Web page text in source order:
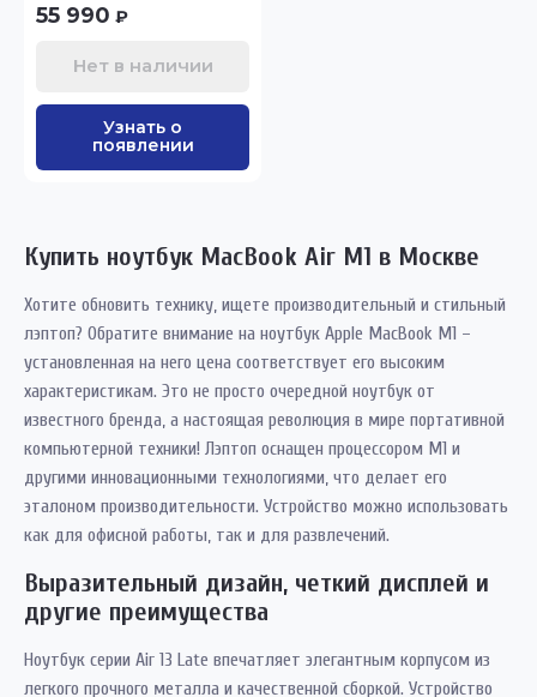
55 990 ₽
Нет в наличии
Узнать о
появлении
Купить ноутбук MacBook Air M1 в Москве
Хотите обновить технику, ищете производительный и стильный
лэптоп? Обратите внимание на ноутбук Apple MacBook M1 –
установленная на него цена соответствует его высоким
характеристикам. Это не просто очередной ноутбук от
известного бренда, а настоящая революция в мире портативной
компьютерной техники! Лэптоп оснащен процессором M1 и
другими инновационными технологиями, что делает его
эталоном производительности. Устройство можно использовать
как для офисной работы, так и для развлечений.
Выразительный дизайн, четкий дисплей и
другие преимущества
Ноутбук серии Air 13 Late впечатляет элегантным корпусом из
легкого прочного металла и качественной сборкой. Устройство